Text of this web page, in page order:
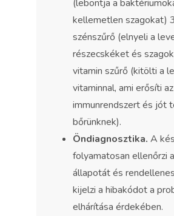
(lebontja a
kellemetlen szagokat)
szénszűrő (elnyeli a
részecskéket és
vitamin szűrő (kitölti a
vitaminnal, ami erősíti az
immunrendszert és jót
bőrünknek).
Öndiagnosztika. A
folyamatosan ellenőrzi
állapotát és
kijelzi a hibakódot a
elhárítása érdekében.